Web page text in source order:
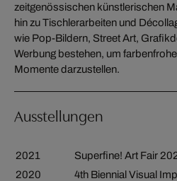
zeitgenössischen künstlerischen
hin zu Tischlerarbeiten und
wie Pop-Bildern, Street Art,
Werbung bestehen, um
Momente darzustellen.
Ausstellungen
2021
Superfine! Art Fair
2020
4th Biennial Visual